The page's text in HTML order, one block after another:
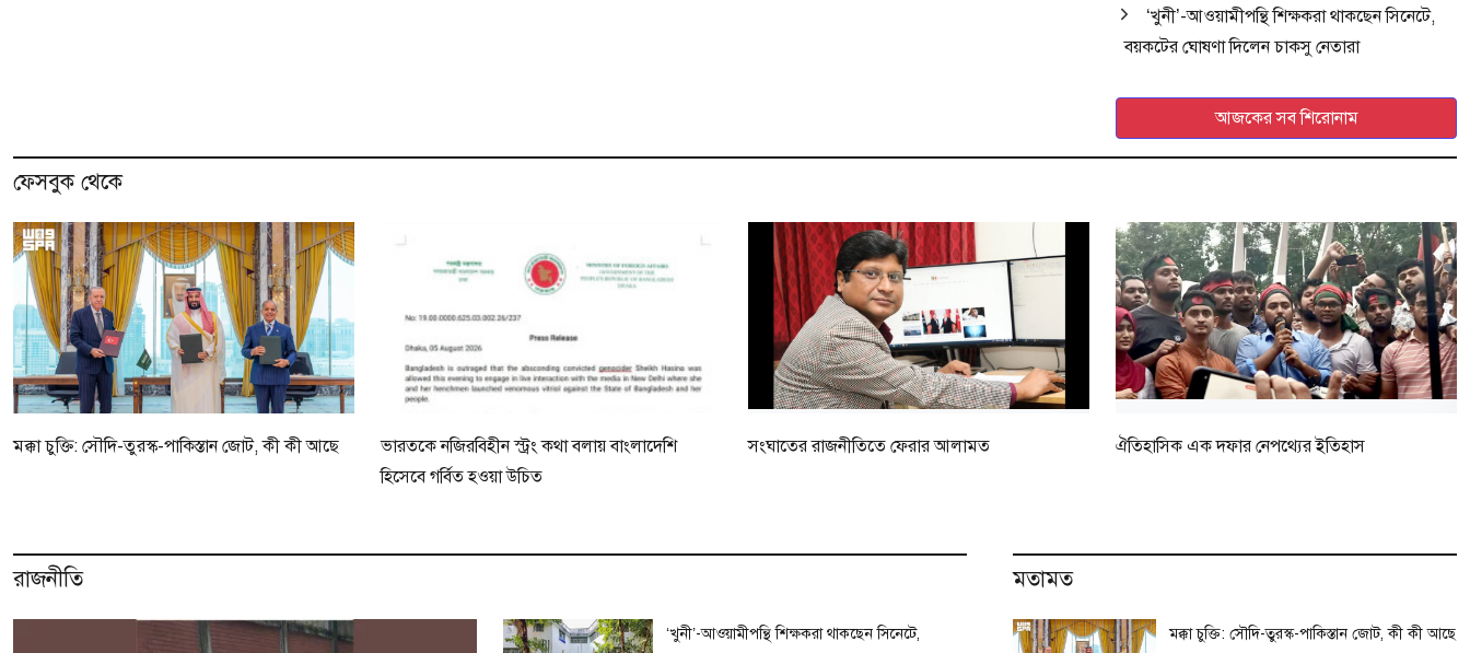
‘খুনী’-আওয়ামীপন্থি শিক্ষকরা থাকছেন সিনেটে,
বয়কটের ঘোষণা দিলেন চাকসু নেতারা
আজকের সব শিরোনাম
ফেসবুক থেকে
মক্কা চুক্তি: সৌদি-তুরস্ক-পাকিস্তান জোট, কী কী আছে
ভারতকে নজিরবিহীন স্ট্রং কথা বলায় বাংলাদেশি
হিসেবে গর্বিত হওয়া উচিত
সংঘাতের রাজনীতিতে ফেরার আলামত ঐতিহাসিক এক দফার নেপথ্যের ইতিহাস
রাজনীতি
‘খুনী’-আওয়ামীপন্থি শিক্ষকরা থাকছেন সিনেটে,
মতামত
মক্কা চুক্তি: সৌদি-তুরস্ক-পাকিস্তান জোট, কী কী আছে